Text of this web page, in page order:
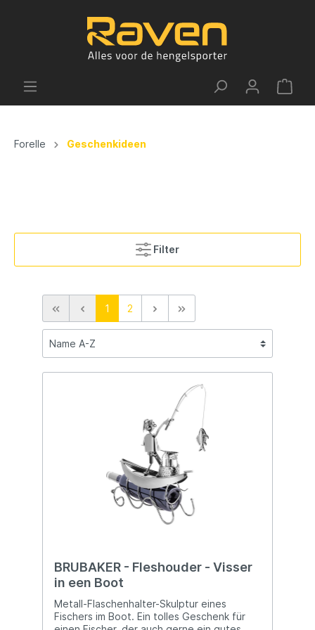
Forelle Geschenkideen
Filter
1 2
BRUBAKER - Fleshouder - Visser
in een Boot
Metall-Flaschenhalter-Skulptur eines
Fischers im Boot. Ein tolles Geschenk für